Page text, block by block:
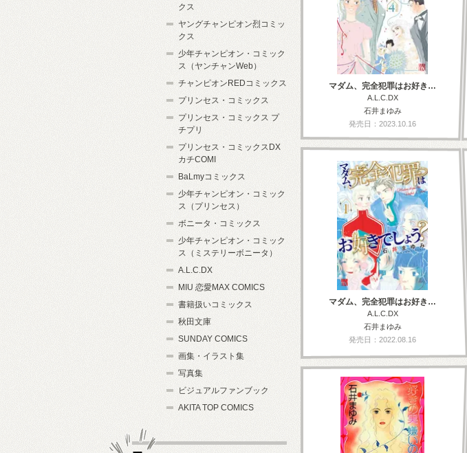
マダム、完全犯罪はお好き…
A.L.C.DX
石井まゆみ
発売日：2023.10.16
マダム、完全犯罪はお好き…
A.L.C.DX
石井まゆみ
発売日：2022.08.16
クス
ヤングチャンピオン烈コミッ
クス
少年チャンピオン・コミック
ス（ヤンチャンWeb）
チャンピオンREDコミックス
プリンセス・コミックス
プリンセス・コミックス プ
チプリ
プリンセス・コミックスDX
カチCOMI
BaLmyコミックス
少年チャンピオン・コミック
ス（プリンセス）
ボニータ・コミックス
少年チャンピオン・コミック
ス（ミステリーボニータ）
A.L.C.DX
MIU 恋愛MAX COMICS
書籍扱いコミックス
秋田文庫
SUNDAY COMICS
画集・イラスト集
写真集
ビジュアルファンブック
AKITA TOP COMICS